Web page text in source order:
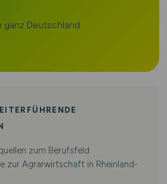
Deutschland.
zum Berufsfeld
zur Agrarwirtschaft in Rheinland-